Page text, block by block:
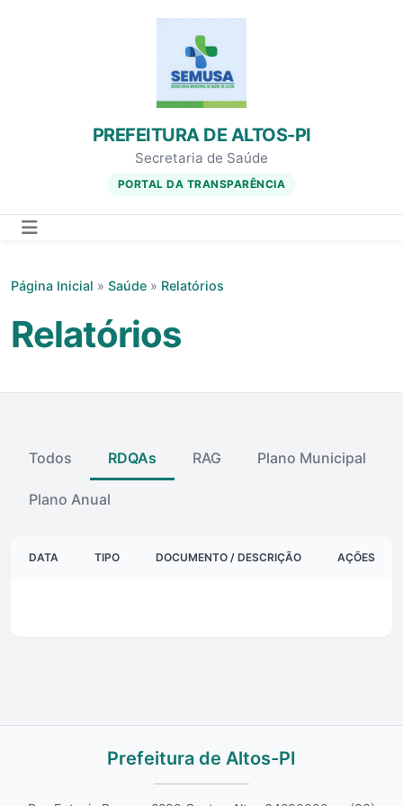
PREFEITURA DE ALTOS-PI
Secretaria de Saúde
PORTAL DA TRANSPARÊNCIA
Página Inicial » Saúde » Relatórios
Relatórios
Todos RDQAs RAG Plano Municipal
Plano Anual
DATA TIPO DOCUMENTO / DESCRIÇÃO AÇÕES
Prefeitura de Altos-PI